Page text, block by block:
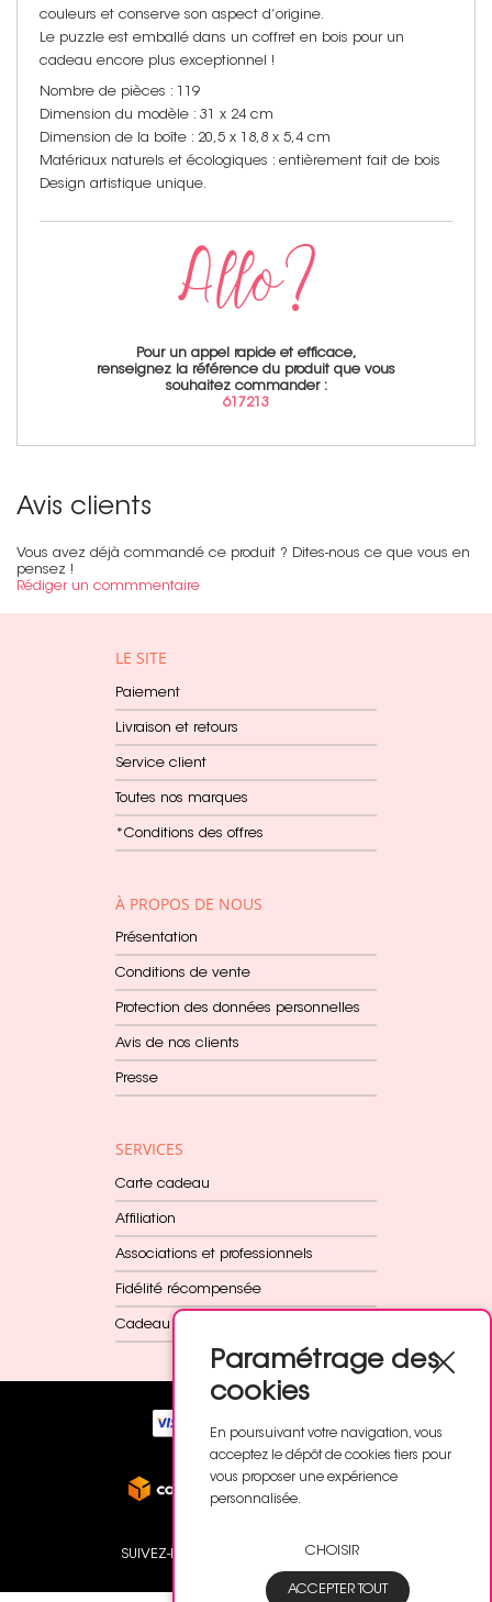
couleurs et conserve son aspect d’origine.
Le puzzle est emballé dans un coffret en bois pour un
cadeau encore plus exceptionnel !
Nombre de pièces : 119
Dimension du modèle : 31 x 24 cm
Dimension de la boîte : 20,5 x 18,8 x 5,4 cm
Matériaux naturels et écologiques : entièrement fait de bois
Design artistique unique.
Pour un appel rapide et efficace,
renseignez la référence du produit que vous
souhaitez commander :
617213
Avis clients
Vous avez déjà commandé ce produit ? Dites-nous ce que vous en
pensez !
Rédiger un commmentaire
LE SITE
Paiement
Livraison et retours
Service client
Toutes nos marques
*Conditions des offres
À PROPOS DE NOUS
Présentation
Conditions de vente
Protection des données personnelles
Avis de nos clients
Presse
SERVICES
Carte cadeau
Affiliation
Associations et professionnels
Fidélité récompensée
Cadeau dès 60€
SUIVEZ-NOUS
Paramétrage des
cookies
En poursuivant votre navigation, vous
acceptez le dépôt de cookies tiers pour
vous proposer une expérience
personnalisée.
CHOISIR
ACCEPTER TOUT